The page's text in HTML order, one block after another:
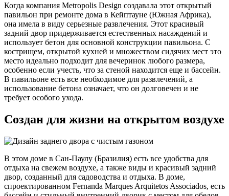
Когда компания Metropolis Design создавала этот открытый
павильон при ремонте дома в Кейптауне (Южная Африка),
она имела в виду серьезные развлечения. Этот красивый
задний двор придерживается естественных насаждений и
использует бетон для основной конструкции павильона. С
кострищем, открытой кухней и множеством сидячих мест это
место идеально подходит для вечеринок любого размера,
особенно если учесть, что за стеной находится еще и бассейн.
В павильоне есть все необходимое для развлечений, а
использование бетона означает, что он долговечен и не
требует особого ухода.
Создан для жизни на открытом воздухе
В этом доме в Сан-Паулу (Бразилия) есть все удобства для
отдыха на свежем воздухе, а также виды и красивый задний
двор, созданный для садоводства и отдыха. В доме,
спроектированном Fernanda Marques Arquitetos Associados, есть